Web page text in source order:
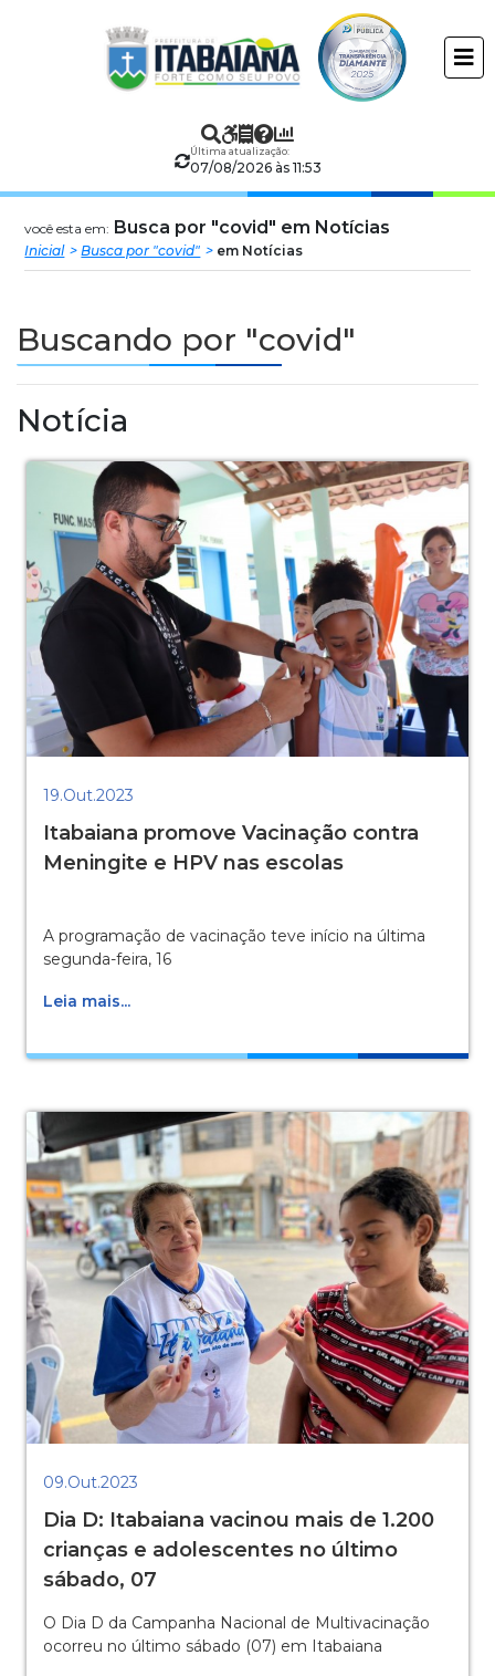
Prefeitura
Municipal
Itabaiana
Última atualização:
07/08/2026 às 11:53
você esta em: Busca por "covid" em Notícias
Inicial Busca por "covid" em Notícias
Buscando por "covid"
Notícia
19.Out.2023
Itabaiana promove Vacinação contra
Meningite e HPV nas escolas
A programação de vacinação teve início na última
segunda-feira, 16
Leia mais...
09.Out.2023
Dia D: Itabaiana vacinou mais de 1.200
crianças e adolescentes no último
sábado, 07
O Dia D da Campanha Nacional de Multivacinação
ocorreu no último sábado (07) em Itabaiana